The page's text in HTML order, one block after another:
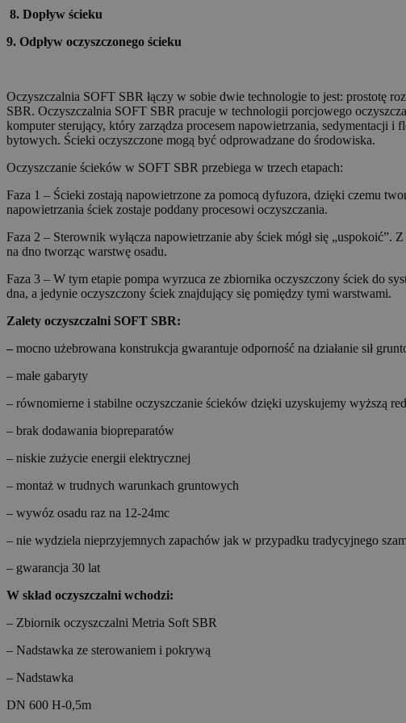
8. Dopływ ścieku
9. Odpływ oczyszczonego ścieku
Oczyszczalnia SOFT SBR łączy w sobie dwie technologie to jest: prostotę
SBR. Oczyszczalnia SOFT SBR pracuje w technologii porcjowego
komputer sterujący, który zarządza procesem napowietrzania, sedymentacji
bytowych. Ścieki oczyszczone mogą być odprowadzane do środowiska.
Oczyszczanie ścieków w SOFT SBR przebiega w trzech etapach:
Faza 1 – Ścieki zostają napowietrzone za pomocą dyfuzora, dzięki czemu
napowietrzania ściek zostaje poddany procesowi oczyszczania.
Faza 2 – Sterownik wyłącza napowietrzanie aby ściek mógł się
na dno tworząc warstwę osadu.
Faza 3 – W tym etapie pompa wyrzuca ze zbiornika oczyszczony ściek do
dna, a jedynie oczyszczony ściek znajdujący się pomiędzy tymi warstwami.
Zalety oczyszczalni SOFT SBR:
– mocno użebrowana konstrukcja gwarantuje odporność na działanie sił
– małe gabaryty
– równomierne i stabilne oczyszczanie ścieków dzięki uzyskujemy wyższą
– brak dodawania biopreparatów
– niskie zużycie energii elektrycznej
– montaż w trudnych warunkach gruntowych
– wywóz osadu raz na 12-24mc
– nie wydziela nieprzyjemnych zapachów jak w przypadku tradycyjnego
– gwarancja 30 lat
W skład oczyszczalni wchodzi:
– Zbiornik oczyszczalni Metria Soft SBR
– Nadstawka ze sterowaniem i pokrywą
– Nadstawka
DN 600 H-0,5m